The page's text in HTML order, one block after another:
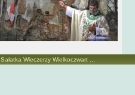
Sałatka Wieczerzy Wielkoczwart ...